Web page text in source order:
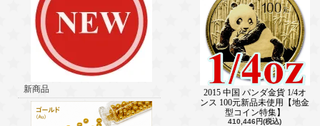
新商品
2015 中国 パンダ金貨 1/4オ
ンス 100元新品未使用【地金
型コイン特集】
410,446円(税込)